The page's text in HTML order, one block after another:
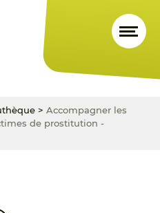
> Accompagner les
de prostitution -